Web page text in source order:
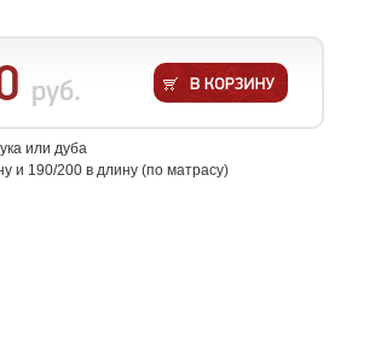
руб.
или дуба
и 190/200 в длину (по матрасу)